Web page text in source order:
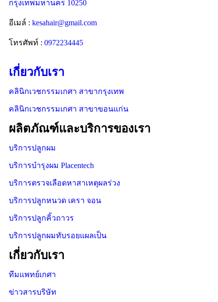
กรุงเทพมหานคร 10250
อีเมล์ : kesahair@gmail.com
โทรศัพท์ : 0972234445
เกี่ยวกับเรา
คลินิกเวชกรรมเกศา สาขากรุงเทพ
คลินิกเวชกรรมเกศา สาขาขอนแก่น
ผลิตภัณฑ์และบริการของเรา
บริการปลูกผม
บริการบำรุงผม Placentech
บริการตรวจเลือดหาสาเหตุผลร่วง
บริการปลูกหนวด เครา จอน
บริการปลูกคิ้วถาวร
บริการปลูกผมทับรอยแผลเป็น
เกี่ยวกับเรา
ทีมแพทย์เกศา
ข่าวสารบริษัท